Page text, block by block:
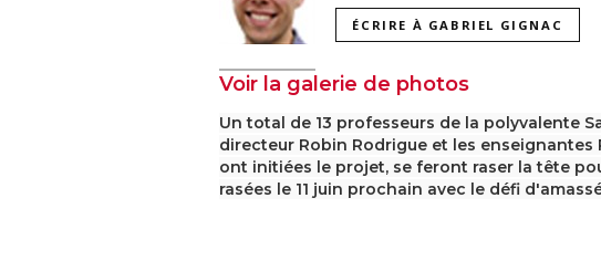
ÉCRIRE À GABRIEL GIGNAC
Voir la galerie de photos
Un total de 13 professeurs de la polyvalente
directeur Robin Rodrigue et les enseignantes
ont initiées le projet, se feront raser la tête
rasées le 11 juin prochain avec le défi